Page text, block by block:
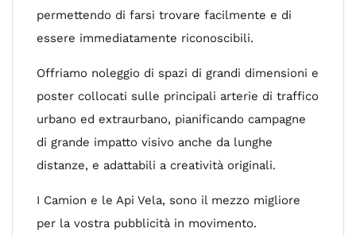
permettendo di farsi trovare facilmente e di
essere immediatamente riconoscibili.
Offriamo noleggio di spazi di grandi dimensioni e
poster collocati sulle principali arterie di traffico
urbano ed extraurbano, pianificando campagne
di grande impatto visivo anche da lunghe
distanze, e adattabili a creatività originali.
I Camion e le Api Vela, sono il mezzo migliore
per la vostra pubblicità in movimento.